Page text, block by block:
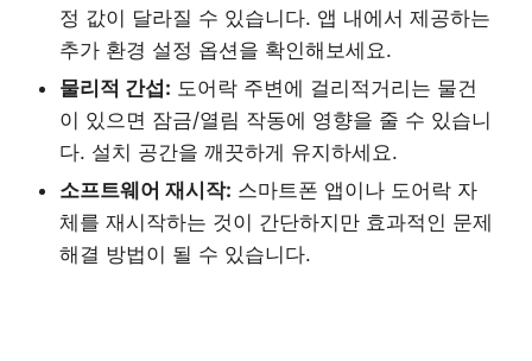
정 값이 달라질 수 있습니다. 앱 내에서 제공하는
추가 환경 설정 옵션을 확인해보세요.
물리적 간섭: 도어락 주변에 걸리적거리는 물건
이 있으면 잠금/열림 작동에 영향을 줄 수 있습니
다. 설치 공간을 깨끗하게 유지하세요.
소프트웨어 재시작: 스마트폰 앱이나 도어락 자
체를 재시작하는 것이 간단하지만 효과적인 문제
해결 방법이 될 수 있습니다.